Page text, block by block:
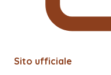
Sito ufficiale